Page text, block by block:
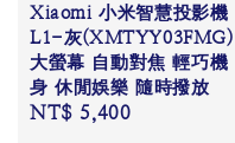
Xiaomi 小米智慧投影機
L1-灰(XMTYY03FMG)
大螢幕 自動對焦 輕巧機
身 休閒娛樂 隨時撥放
Regular
NT$ 5,400